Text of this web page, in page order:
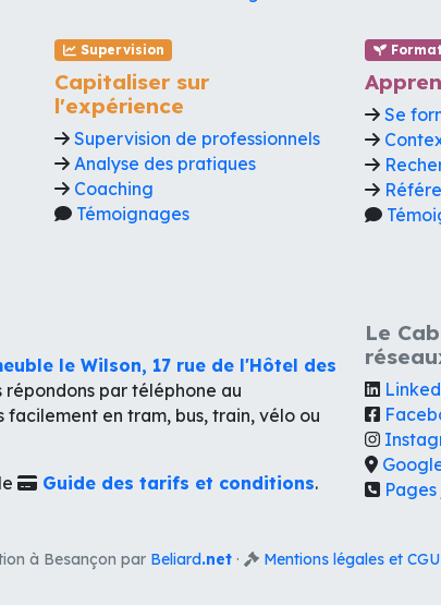
Supervision
Capitaliser sur
l'expérience
Supervision de professionnels
Analyse des pratiques
Coaching
Témoignages
Se
le Wilson, 17 rue de l'Hôtel des
répondons par téléphone au
facilement en tram, bus, train, vélo ou
Guide des tarifs et conditions.
Le
à Besançon par Beliard.net· Mentions légales et CGU